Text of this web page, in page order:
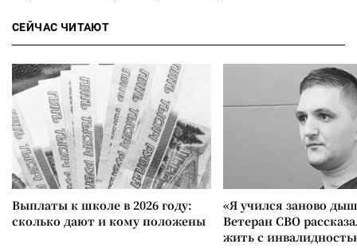
СЕЙЧАС ЧИТАЮТ
Выплаты к школе в 2026 году:
сколько дают и кому положены
«Я учился заново
Ветеран СВО
жить с